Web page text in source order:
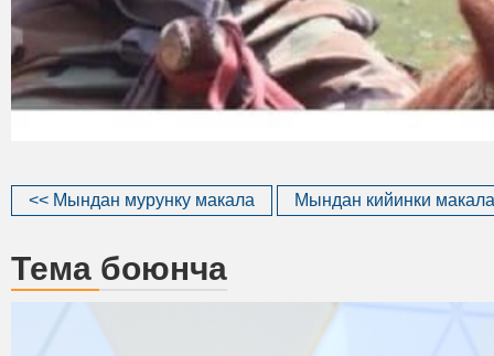
<< Мындан мурунку макала Мындан кийинки
Тема боюнча